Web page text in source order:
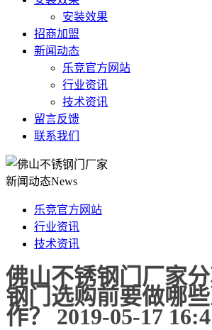
安装效果
招商加盟
新闻动态
乐竞官方网站
行业资讯
技术资讯
留言反馈
联系我们
新闻动态News
乐竞官方网站
行业资讯
技术资讯
佛山不锈钢门厂家
钢门选购前要做哪
作？ 2019-05-17